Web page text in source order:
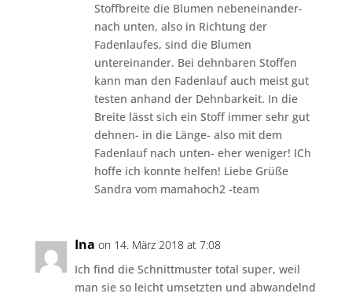
Stoffbreite die Blumen nebeneinander-
nach unten, also in Richtung der
Fadenlaufes, sind die Blumen
untereinander. Bei dehnbaren Stoffen
kann man den Fadenlauf auch meist gut
testen anhand der Dehnbarkeit. In die
Breite lässt sich ein Stoff immer sehr gut
dehnen- in die Länge- also mit dem
Fadenlauf nach unten- eher weniger! ICh
hoffe ich konnte helfen! Liebe Grüße
Sandra vom mamahoch2 -team
Ina on 14. März 2018 at 7:08
Ich find die Schnittmuster total super, weil
man sie so leicht umsetzten und abwandelnd